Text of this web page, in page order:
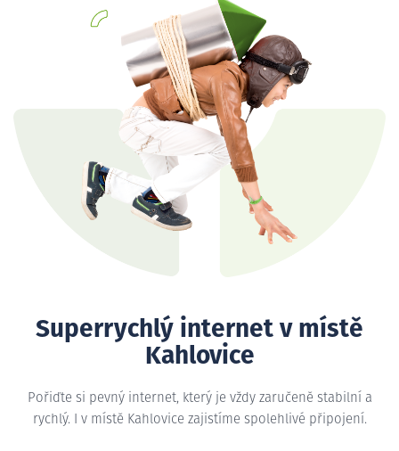
Superrychlý internet v místě
Kahlovice
Pořiďte si pevný internet, který je vždy zaručeně stabilní a
rychlý. I v místě Kahlovice zajistíme spolehlivé připojení.